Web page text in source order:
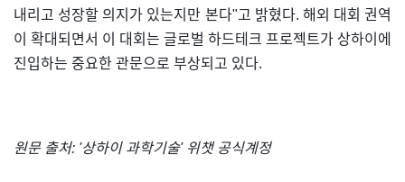
내리고 성장할 의지가 있는지만 본다"고 밝혔다. 해외 대회 권역
이 확대되면서 이 대회는 글로벌 하드테크 프로젝트가 상하이에
진입하는 중요한 관문으로 부상되고 있다.
원문 출처: '상하이 과학기술' 위챗 공식계정